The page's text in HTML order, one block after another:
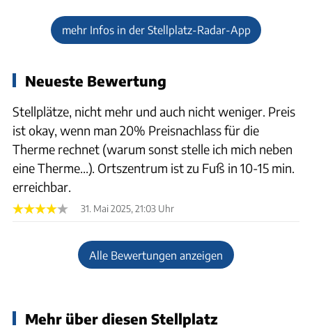
mehr Infos in der Stellplatz-Radar-App
Neueste Bewertung
Stellplätze, nicht mehr und auch nicht weniger. Preis
ist okay, wenn man 20% Preisnachlass für die
Therme rechnet (warum sonst stelle ich mich neben
eine Therme...). Ortszentrum ist zu Fuß in 10-15 min.
erreichbar.
31. Mai 2025, 21:03 Uhr
Alle Bewertungen anzeigen
Mehr über diesen Stellplatz